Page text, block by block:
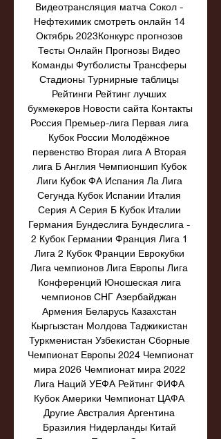
Видеотрансляция матча Сокол -
Нефтехимик смотреть онлайн 14
Октябрь 2023Конкурс прогнозов
Тесты Онлайн Прогнозы Видео
Команды Футболисты Трансферы
Стадионы Турнирные таблицы
Рейтинги Рейтинг лучших
букмекеров Новости сайта Контакты
Россия Премьер-лига Первая лига
Кубок России Молодёжное
первенство Вторая лига А Вторая
лига Б Англия Чемпионшип Кубок
Лиги Кубок ФА Испания Ла Лига
Сегунда Кубок Испании Италия
Серия А Серия Б Кубок Италии
Германия Бундеслига Бундеслига -
2 Кубок Германии Франция Лига 1
Лига 2 Кубок Франции Еврокубки
Лига чемпионов Лига Европы Лига
Конференций Юношеская лига
чемпионов СНГ Азербайджан
Армения Беларусь Казахстан
Кыргызстан Молдова Таджикистан
Туркменистан Узбекистан Сборные
Чемпионат Европы 2024 Чемпионат
мира 2026 Чемпионат мира 2022
Лига Наций УЕФА Рейтинг ФИФА
Кубок Америки Чемпионат ЦАФА
Другие Австралия Аргентина
Бразилия Нидерланды Китай